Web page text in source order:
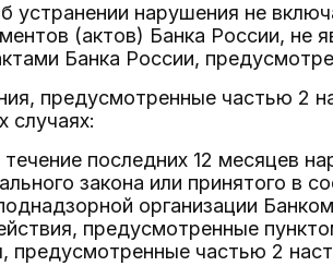
устранении нарушения не
(актов) Банка России,
Банка России,
предусмотренные частью 2
случаях:
последних 12 месяцев
закона или принятого в
организации
предусмотренные
предусмотренные частью 2